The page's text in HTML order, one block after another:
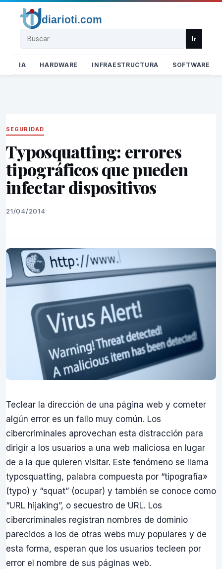
Buscar Ir
IA HARDWARE INFRAESTRUCTURA SOFTWARE
SEGURIDAD
Typosquatting: errores
tipográficos que pueden
infectar dispositivos
21/04/2014
Teclear la dirección de una página web y cometer
algún error es un fallo muy común. Los
cibercriminales aprovechan esta distracción para
dirigir a los usuarios a una web maliciosa en lugar
de a la que quieren visitar. Este fenómeno se llama
typosquatting, palabra compuesta por “tipografía»
(typo) y “squat” (ocupar) y también se conoce como
“URL hijaking”, o secuestro de URL. Los
cibercriminales registran nombres de dominio
parecidos a los de otras webs muy populares y de
esta forma, esperan que los usuarios tecleen por
error el nombre de sus páginas web.